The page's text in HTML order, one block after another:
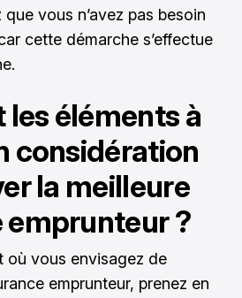
que vous n’avez pas besoin
cette démarche s’effectue
les éléments à
considération
la meilleure
emprunteur ?
où vous envisagez de
emprunteur, prenez en